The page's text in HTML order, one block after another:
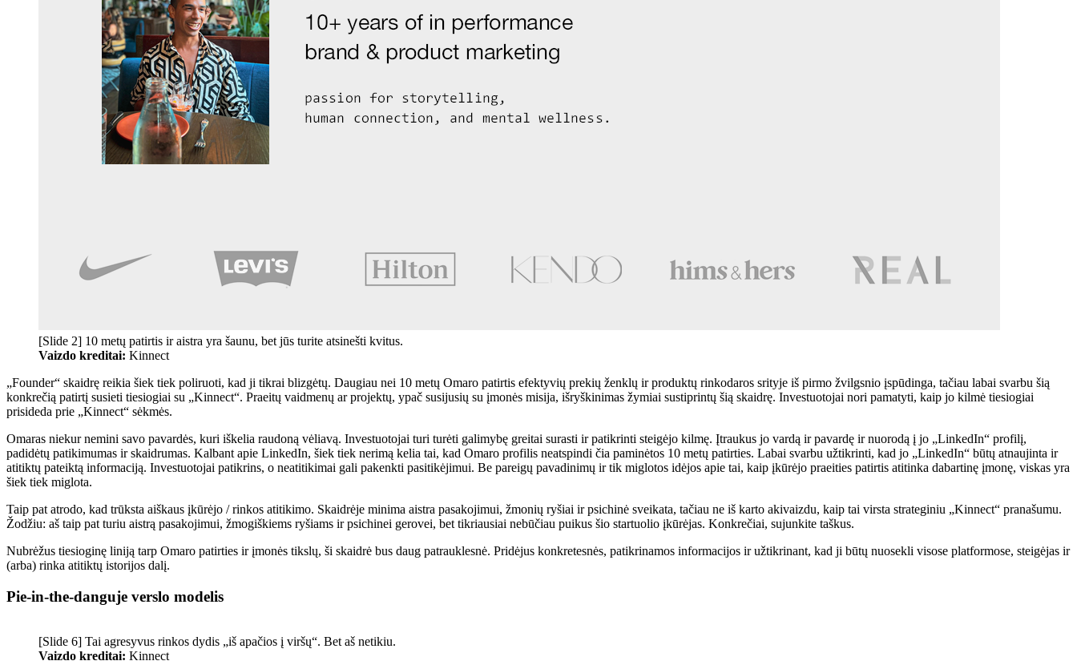
[Slide 2] 10 metų patirtis ir aistra yra šaunu, bet jūs turite atsinešti kvitus.
Vaizdo kreditai: Kinnect
„Founder“ skaidrę reikia šiek tiek poliruoti, kad ji tikrai blizgėtų. Daugiau nei 10 metų Omaro patirtis efektyvių prekių ženklų ir produktų rinkodaros srityje iš pirmo žvilgsnio įspūdinga, tačiau labai svarbu šią
konkrečią patirtį susieti tiesiogiai su „Kinnect“. Praeitų vaidmenų ar projektų, ypač susijusių su įmonės misija, išryškinimas žymiai sustiprintų šią skaidrę. Investuotojai nori pamatyti, kaip jo kilmė tiesiogiai
prisideda prie „Kinnect“ sėkmės.
Omaras niekur nemini savo pavardės, kuri iškelia raudoną vėliavą. Investuotojai turi turėti galimybę greitai surasti ir patikrinti steigėjo kilmę. Įtraukus jo vardą ir pavardę ir nuorodą į jo „LinkedIn“ profilį,
padidėtų patikimumas ir skaidrumas. Kalbant apie LinkedIn, šiek tiek nerimą kelia tai, kad Omaro profilis neatspindi čia paminėtos 10 metų patirties. Labai svarbu užtikrinti, kad jo „LinkedIn“ būtų atnaujinta ir
atitiktų pateiktą informaciją. Investuotojai patikrins, o neatitikimai gali pakenkti pasitikėjimui. Be pareigų pavadinimų ir tik miglotos idėjos apie tai, kaip įkūrėjo praeities patirtis atitinka dabartinę įmonę, viskas yra
šiek tiek miglota.
Taip pat atrodo, kad trūksta aiškaus įkūrėjo / rinkos atitikimo. Skaidrėje minima aistra pasakojimui, žmonių ryšiai ir psichinė sveikata, tačiau ne iš karto akivaizdu, kaip tai virsta strateginiu „Kinnect“ pranašumu.
Žodžiu: aš taip pat turiu aistrą pasakojimui, žmogiškiems ryšiams ir psichinei gerovei, bet tikriausiai nebūčiau puikus šio startuolio įkūrėjas. Konkrečiai, sujunkite taškus.
Nubrėžus tiesioginę liniją tarp Omaro patirties ir įmonės tikslų, ši skaidrė bus daug patrauklesnė. Pridėjus konkretesnės, patikrinamos informacijos ir užtikrinant, kad ji būtų nuosekli visose platformose, steigėjas ir
(arba) rinka atitiktų istorijos dalį.
Pie-in-the-danguje verslo modelis
[Slide 6] Tai agresyvus rinkos dydis „iš apačios į viršų“. Bet aš netikiu.
Vaizdo kreditai: Kinnect